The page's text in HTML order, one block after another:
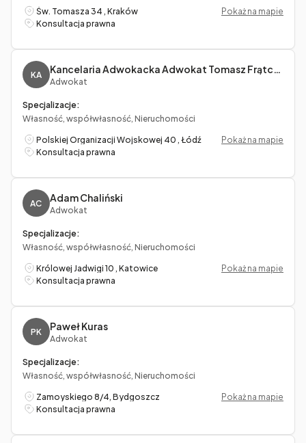
Św. Tomasza 34 , Kraków
Pokaż na mapie
Konsultacja prawna
KA
Adwokat
Specjalizacje:
Własność, współwłasność, Nieruchomości
Polskiej Organizacji Wojskowej 40 , Łódź
Pokaż na mapie
Konsultacja prawna
AC Adam Chaliński
Adwokat
Specjalizacje:
Własność, współwłasność, Nieruchomości
Królowej Jadwigi 10 , Katowice
Pokaż na mapie
Konsultacja prawna
PK Paweł Kuras
Adwokat
Specjalizacje:
Własność, współwłasność, Nieruchomości
Zamoyskiego 8/4, Bydgoszcz
Pokaż na mapie
Konsultacja prawna